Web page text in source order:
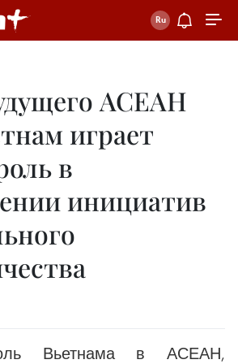
АСЕАН
играет
в
инициатив
Вьетнама в АСЕАН,